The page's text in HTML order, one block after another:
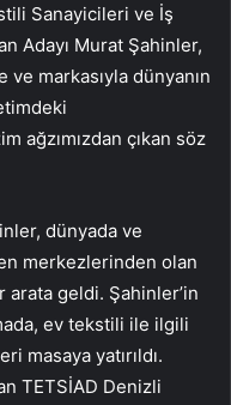
Sanayicileri ve İş
Adayı Murat Şahinler,
markasıyla dünyanın
ağzımızdan çıkan söz
dünyada ve
merkezlerinden olan
geldi. Şahinler’in
ev tekstili ile ilgili
masaya yatırıldı.
TETSİAD Denizli